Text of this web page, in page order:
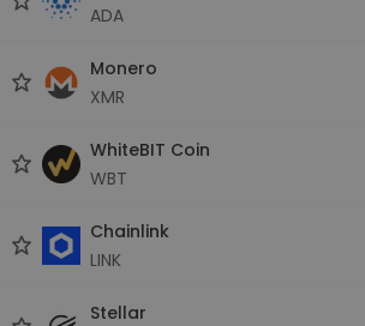
ADA
Monero
XMR
WhiteBIT Coin
WBT
Chainlink
LINK
Stellar